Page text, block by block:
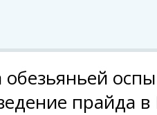
прайда в